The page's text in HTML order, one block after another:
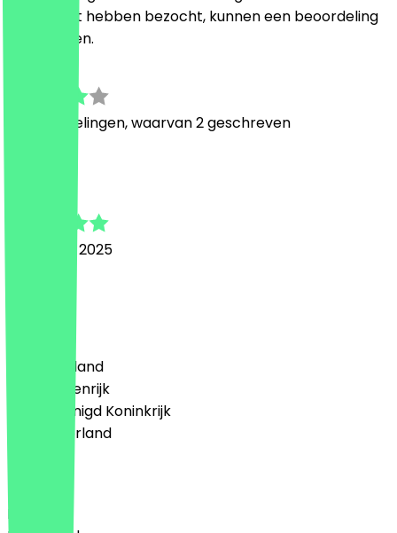
restaurant hebben bezocht, kunnen een beoordeling
achterlaten.
Beoordelingen, waarvan 2 geschreven
6 februari 2025
🇩🇪 Duitsland
🇦🇹 Oostenrijk
🇬🇧 Verenigd Koninkrijk
🇳🇱 Nederland
English